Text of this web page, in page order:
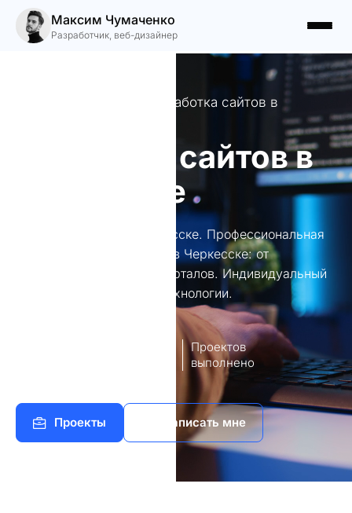
Максим Чумаченко
Разработчик, веб-дизайнер
Профессиональная разработка сайтов в
Создание сайтов в
Черкесске
Создание сайтов в Черкесске. Профессиональная
разработка веб-решений в Черкесске: от
лендингов до сложных порталов. Индивидуальный
подход и современные технологии.
Проектов
выполнено
Проекты Написать мне